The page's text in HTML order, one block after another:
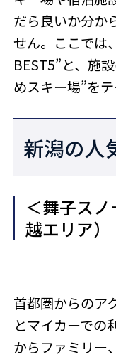
だら良いか分か
せん。ここでは
BEST5”と、施
めスキー場”を
新潟の人
＜舞子ス
越エリア）
首都圏からのア
とマイカーでの
からファミリー